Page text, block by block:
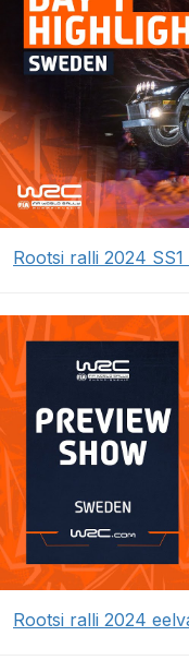
Rootsi ralli 2024
Rootsi ralli 2024